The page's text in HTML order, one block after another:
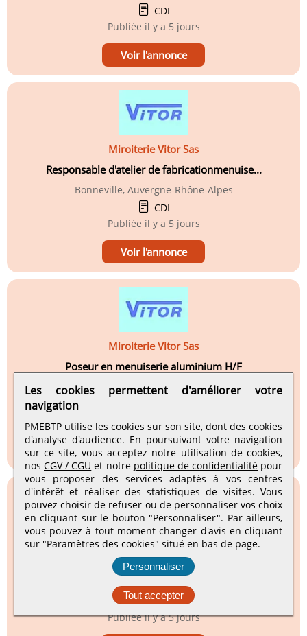
CDI
Publiée il y a 5 jours
Voir l'annonce
Miroiterie Vitor Sas
Responsable d'atelier de fabricationmenuise...
Bonneville, Auvergne-Rhône-Alpes
CDI
Publiée il y a 5 jours
Voir l'annonce
Miroiterie Vitor Sas
Poseur en menuiserie aluminium H/F
Bonneville, Auvergne-Rhône-Alpes
Publiée
il y a 5 jours
Voir l'annonce
Fbcc
Charge d'affaires / conducteur de travaux e...
Stains, Île-de-France
CDI
Publiéeil y a 5 jours
Les cookies permettent d'améliorer votre
navigation
PMEBTP utilise les cookies sur son site, dont des cookies
d'analyse d'audience. En poursuivant votre navigation
sur ce site, vous acceptez notre utilisation de cookies,
nos CGV / CGU et notre politique de confidentialité pour
vous proposer des services adaptés à vos centres
d'intérêt et réaliser des statistiques de visites.Vous
pouvez choisir de refuser ou de personnaliser vos choix
en cliquant sur le bouton "Personnaliser". Par ailleurs,
vous pouvez à tout moment changer d'avis en cliquant
sur "Paramètres des cookies" situé en bas de page.
Personnaliser
Tout accepter